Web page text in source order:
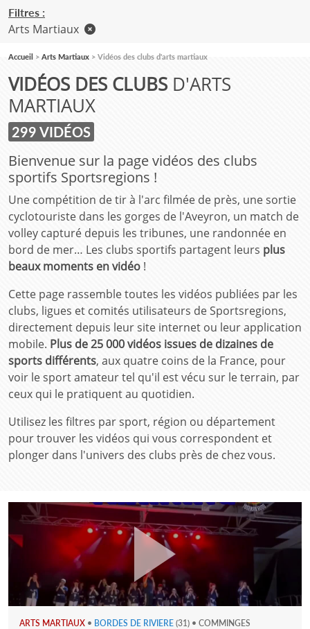
VIDÉOS DES CLUBS D'ARTS
MARTIAUX
299 VIDÉOS
Bienvenue sur la page vidéos des clubs
sportifs Sportsregions !
Une compétition de tir à l'arc filmée de près, une sortie
cyclotouriste dans les gorges de l'Aveyron, un match de
volley capturé depuis les tribunes, une randonnée en
bord de mer… Les clubs sportifs partagent leurs plus
beaux moments en vidéo !
Cette page rassemble toutes les vidéos publiées par les
clubs, ligues et comités utilisateurs de Sportsregions,
directement depuis leur site internet ou leur application
mobile. Plus de 25 000 vidéos issues de dizaines de
sports différents, aux quatre coins de la France, pour
voir le sport amateur tel qu'il est vécu sur le terrain, par
ceux qui le pratiquent au quotidien.
Utilisez les filtres par sport, région ou département
pour trouver les vidéos qui vous correspondent et
plonger dans l'univers des clubs près de chez vous.
ARTS MARTIAUX • BORDES DE RIVIERE (31) • COMMINGES
Filtres :
Arts Martiaux
Accueil Arts Martiaux Vidéos des clubs d'arts martiaux